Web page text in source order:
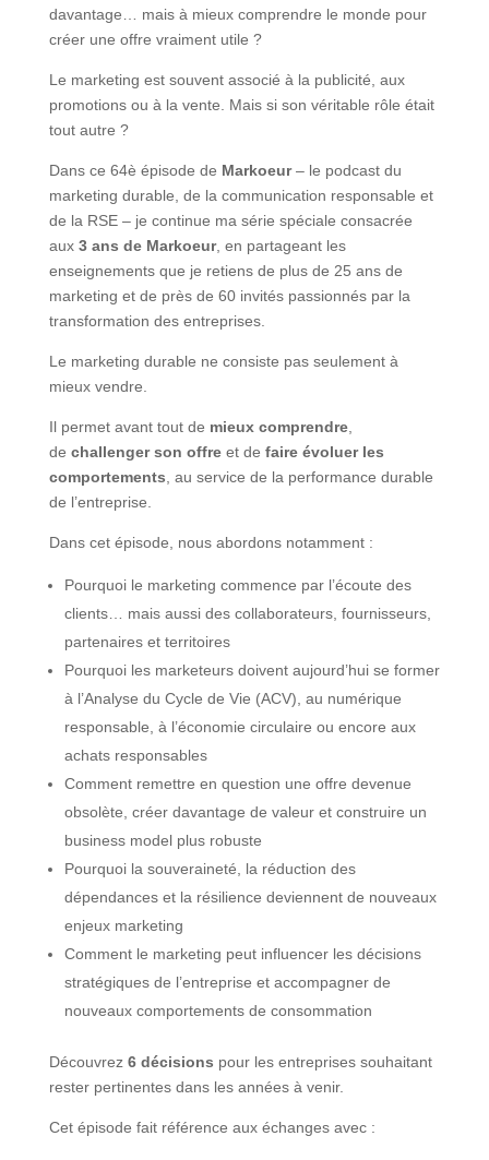
davantage… mais à mieux comprendre le monde pour
créer une offre vraiment utile ?
Le marketing est souvent associé à la publicité, aux
promotions ou à la vente. Mais si son véritable rôle était
tout autre ?
Dans ce 64è épisode de Markoeur– le podcast du
marketing durable, de la communication responsable et
de la RSE – je continue ma série spéciale consacrée
aux 3 ans de Markoeur, en partageant les
enseignements que je retiens de plus de 25 ans de
marketing et de près de 60 invités passionnés par la
transformation des entreprises.
Le marketing durable ne consiste pas seulement à
mieux vendre.
Il permet avant tout de mieux comprendre,
de challenger son offreet de faire évoluer les
comportements, au service de la performance durable
de l’entreprise.
Dans cet épisode, nous abordons notamment :
Pourquoi le marketing commence par l’écoute des
clients… mais aussi des collaborateurs, fournisseurs,
partenaires et territoires
Pourquoi les marketeurs doivent aujourd’hui se former
à l’Analyse du Cycle de Vie (ACV), au numérique
responsable, à l’économie circulaire ou encore aux
achats responsables
Comment remettre en question une offre devenue
obsolète, créer davantage de valeur et construire un
business model plus robuste
Pourquoi la souveraineté, la réduction des
dépendances et la résilience deviennent de nouveaux
enjeux marketing
Comment le marketing peut influencer les décisions
stratégiques de l’entreprise et accompagner de
nouveaux comportements de consommation
Découvrez 6 décisions pour les entreprises souhaitant
rester pertinentes dans les années à venir.
Cet épisode fait référence aux échanges avec :